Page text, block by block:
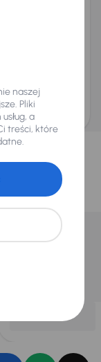
z siedzibą
i przetwarzać
danych
oferty. Kupimy
dnia.
naszej
Pliki
a
treści, które